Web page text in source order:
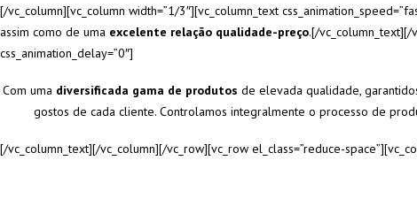
[/vc_column][vc_column width=”1/3″][vc_column_text
assim como de uma excelente relação qualidade-preço.[/vc_column_text][/
css_animation_delay=”0″]
Com uma diversificada gama de produtos de elevada qualidade,
gostos de cada cliente. Controlamos integralmente o processo de
[/vc_column_text][/vc_column][/vc_row][vc_row el_class=”reduce-